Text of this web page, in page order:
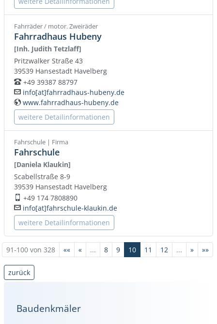
Fahrräder / motor. Zweiräder
Fahrradhaus Hubeny
[Inh. Judith Tetzlaff]
Pritzwalker Straße 43
39539 Hansestadt Havelberg
Telefon:
+49 39387 88797
E-Mail:
info[at]fahrradhaus-hubeny.de
WWW:
www.fahrradhaus-hubeny.de
weitere Detailinformationen
Fahrschule | Firma
Fahrschule
[Daniela Klaukin]
Scabellstraße 8-9
39539 Hansestadt Havelberg
Mobil:
+49 174 7808890
E-Mail:
info[at]fahrschule-klaukin.de
weitere Detailinformationen
91-100 von 328 «« « ... 8 9 10 11 12 ... » »»
zurück
Baudenkmäler